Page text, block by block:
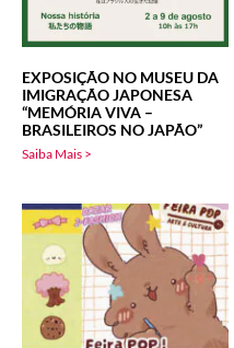
EXPOSIÇÃO NO MUSEU DA
IMIGRAÇÃO JAPONESA
“MEMÓRIA VIVA –
BRASILEIROS NO JAPÃO”
Saiba Mais >